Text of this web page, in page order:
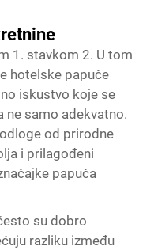
1. stavkom 2. U tom
hotelske papuče
iskustvo koje se
ne samo adekvatno.
od prirodne
i prilagođeni
papuča
su dobro
razliku između